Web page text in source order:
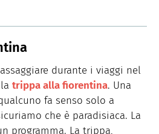
durante i viaggi nel
trippa alla fiorentina. Una
fa senso solo a
che è paradisiaca. La
programma. La trippa,